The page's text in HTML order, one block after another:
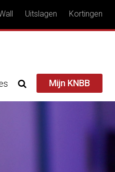
Uitslagen Kortingen
Mijn KNBB